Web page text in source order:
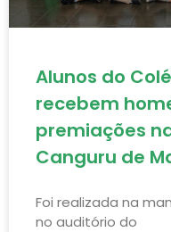
Alunos do
recebem
premiações na
Canguru de
Foi realizada na
no auditório do